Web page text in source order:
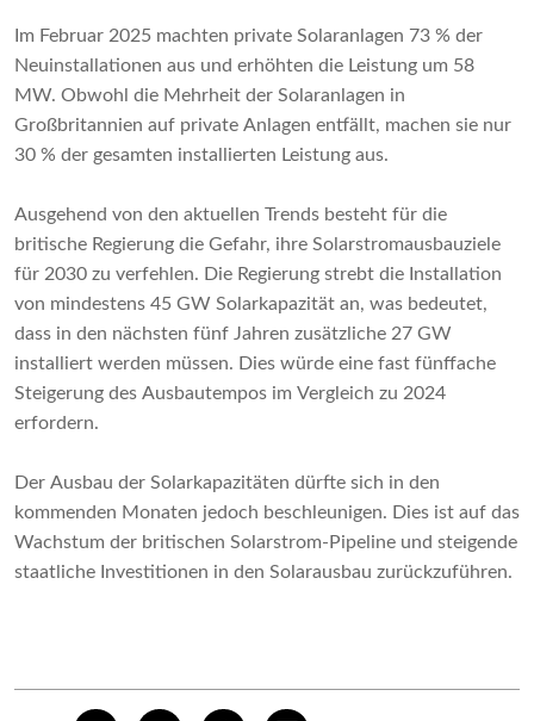
Im Februar 2025 machten private Solaranlagen 73 % der
Neuinstallationen aus und erhöhten die Leistung um 58
MW. Obwohl die Mehrheit der Solaranlagen in
Großbritannien auf private Anlagen entfällt, machen sie nur
30 % der gesamten installierten Leistung aus.
Ausgehend von den aktuellen Trends besteht für die
britische Regierung die Gefahr, ihre Solarstromausbauziele
für 2030 zu verfehlen. Die Regierung strebt die Installation
von mindestens 45 GW Solarkapazität an, was bedeutet,
dass in den nächsten fünf Jahren zusätzliche 27 GW
installiert werden müssen. Dies würde eine fast fünffache
Steigerung des Ausbautempos im Vergleich zu 2024
erfordern.
Der Ausbau der Solarkapazitäten dürfte sich in den
kommenden Monaten jedoch beschleunigen. Dies ist auf das
Wachstum der britischen Solarstrom-Pipeline und steigende
staatliche Investitionen in den Solarausbau zurückzuführen.